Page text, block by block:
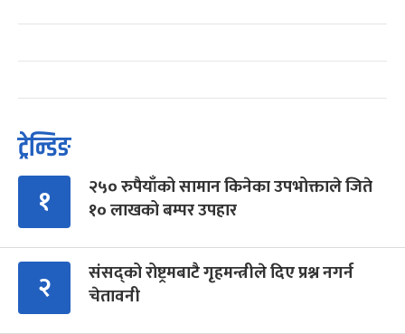
ट्रेन्डिङ
१
२५० रुपैयाँको सामान किनेका उपभोक्ताले जिते
१० लाखको बम्पर उपहार
२
संसद्को रोष्ट्रमबाटै गृहमन्त्रीले दिए प्रश्न नगर्न
चेतावनी